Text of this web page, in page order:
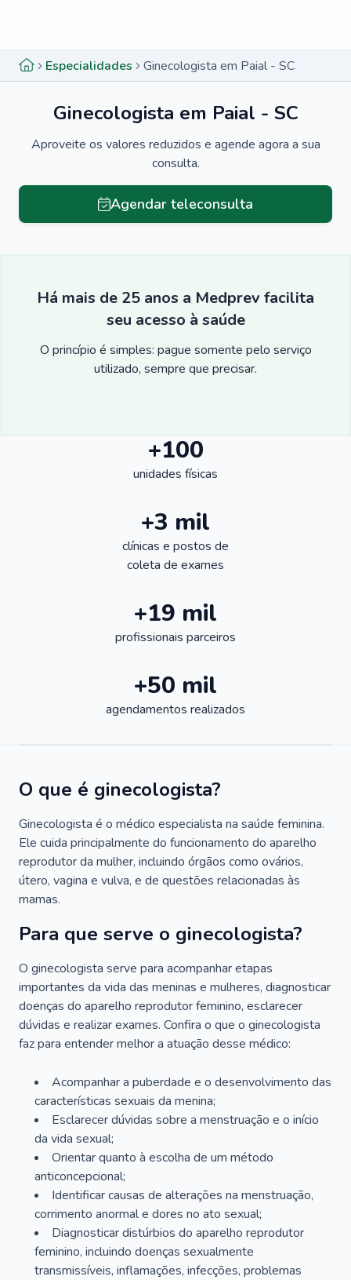
Especialidades Ginecologista em Paial - SC
Ginecologista em Paial - SC
Aproveite os valores reduzidos e agende agora a sua
consulta.
Agendar teleconsulta
Há mais de 25 anos a Medprev facilita
seu acesso à saúde
O princípio é simples: pague somente pelo serviço
utilizado, sempre que precisar.
+100
unidades físicas
+3 mil
clínicas e postos de
coleta de exames
+19 mil
profissionais parceiros
+50 mil
agendamentos realizados
O que é ginecologista?
Ginecologista é o médico especialista na saúde feminina.
Ele cuida principalmente do funcionamento do aparelho
reprodutor da mulher, incluindo órgãos como ovários,
útero, vagina e vulva, e de questões relacionadas às
mamas.
Para que serve o ginecologista?
O ginecologista serve para acompanhar etapas
importantes da vida das meninas e mulheres, diagnosticar
doenças do aparelho reprodutor feminino, esclarecer
dúvidas e realizar exames. Confira o que o ginecologista
faz para entender melhor a atuação desse médico:
Acompanhar a puberdade e o desenvolvimento das
características sexuais da menina;
Esclarecer dúvidas sobre a menstruação e o início
da vida sexual;
Orientar quanto à escolha de um método
anticoncepcional;
Identificar causas de alterações na menstruação,
corrimento anormal e dores no ato sexual;
Diagnosticar distúrbios do aparelho reprodutor
feminino, incluindo doenças sexualmente
transmissíveis, inflamações, infecções, problemas